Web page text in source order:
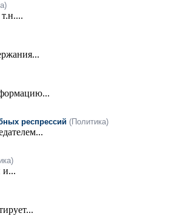
респрессий (Политика)
и...